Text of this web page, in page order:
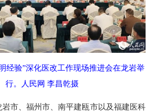
经验”深化医改工作现场推进会在龙岩举
行。人民网 李昌乾摄
、福州市、南平建瓯市以及福建医科